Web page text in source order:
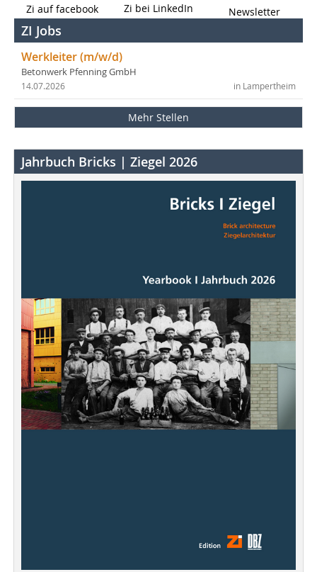
Zi auf facebook Zi bei LinkedIn Newsletter
ZI Jobs
Werkleiter (m/w/d)
Betonwerk Pfenning GmbH
in Lampertheim
14.07.2026
Mehr Stellen
Jahrbuch Bricks | Ziegel 2026